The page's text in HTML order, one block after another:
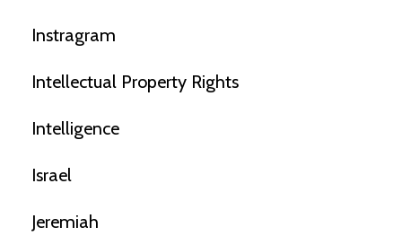
Instragram
Intellectual Property Rights
Intelligence
Israel
Jeremiah